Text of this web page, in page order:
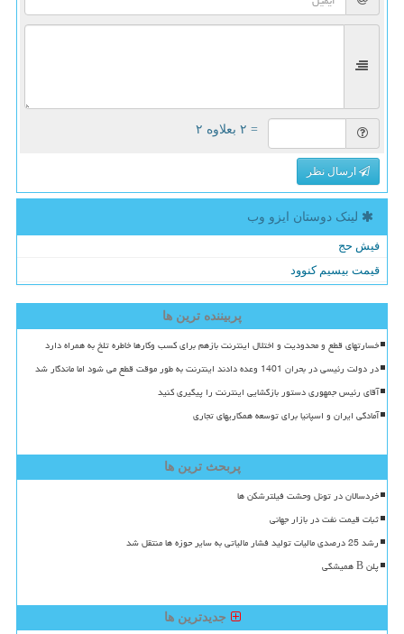
= ۲ بعلاوه ۲
ارسال نظر
لینک دوستان ایزو وب
فیش حج
قیمت بیسیم کنوود
پربیننده ترین ها
خسارتهای قطع و محدودیت و اختلال اینترنت بازهم برای کسب وکارها خاطره تلخ به همراه دارد
در دولت رئیسی در بحران 1401 وعده دادند اینترنت به طور موقت قطع می شود اما ماندگار شد
آقای رئیس جمهوری دستور بازگشایی اینترنت را پیگیری کنید
آمادگی ایران و اسپانیا برای توسعه همکاریهای تجاری
پربحث ترین ها
خردسالان در تونل وحشت فیلترشکن ها
ثبات قیمت نفت در بازار جهانی
رشد 25 درصدی مالیات تولید فشار مالیاتی به سایر حوزه ها منتقل شد
پلن B همیشگی
جدیدترین ها